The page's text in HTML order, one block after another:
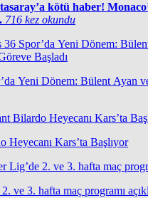
kötü haber!
716 kez okundu
Yeni Dönem: Bülent Ayan
Heyecanı Kars’ta Başlıyor
ve 3. hafta maç programı